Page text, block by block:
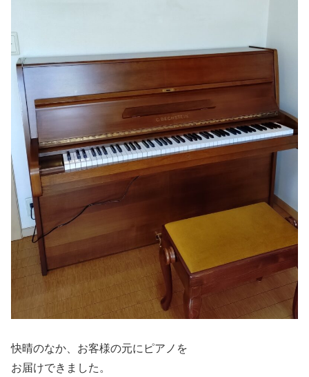
快晴のなか、お客様の元にピアノを
お届けできました。